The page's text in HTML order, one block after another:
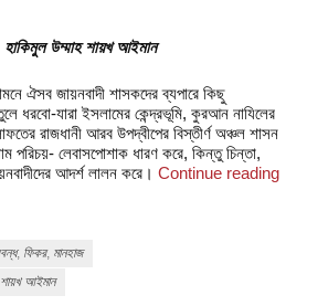
হাকিমুল উম্মাহ শায়খ আইমান
ঐসব জায়নবাদী শাসকদের ব্যপারে কিছু
ধরবো-যারা ইসলামের কেন্দ্রভূমি, কুরআন নাযিলের
রাজধানী আরব উপদ্বীপের বিস্তীর্ণ অঞ্চল শাসন
পরিচয়- লেবাসপোশাক ধারণ করে, কিন্তু চিন্তা,
আদর্শ লালন করে।Continue reading
, ফিকর, মানহাজ
শায়খ আইমান